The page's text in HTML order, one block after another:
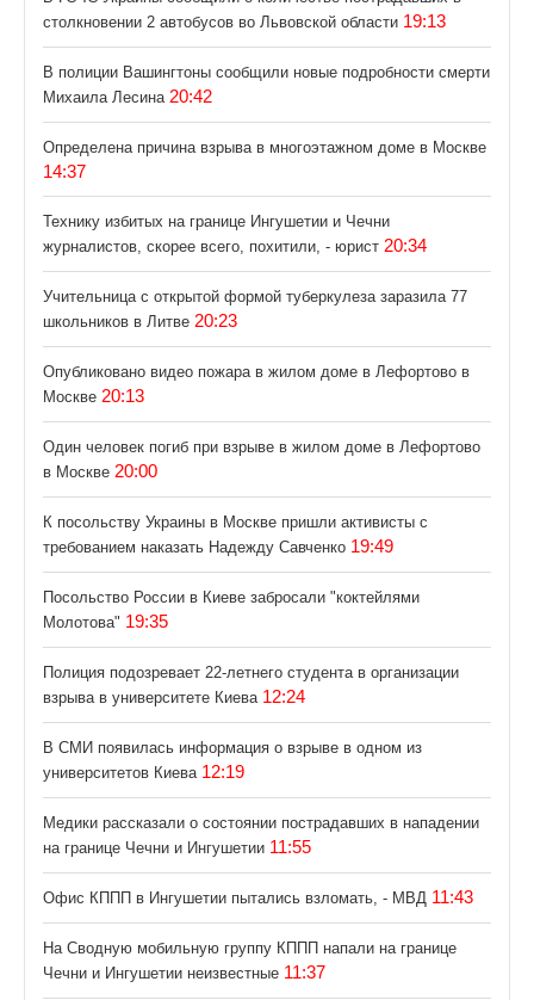
столкновении 2 автобусов во Львовской области 19:13
В полиции Вашингтоны сообщили новые подробности смерти
Михаила Лесина 20:42
Определена причина взрыва в многоэтажном доме в Москве
14:37
Технику избитых на границе Ингушетии и Чечни
журналистов, скорее всего, похитили, - юрист 20:34
Учительница с открытой формой туберкулеза заразила 77
школьников в Литве 20:23
Опубликовано видео пожара в жилом доме в Лефортово в
Москве 20:13
Один человек погиб при взрыве в жилом доме в Лефортово
в Москве 20:00
К посольству Украины в Москве пришли активисты с
требованием наказать Надежду Савченко 19:49
Посольство России в Киеве забросали "коктейлями
Молотова" 19:35
Полиция подозревает 22-летнего студента в организации
взрыва в университете Киева 12:24
В СМИ появилась информация о взрыве в одном из
университетов Киева 12:19
Медики рассказали о состоянии пострадавших в нападении
на границе Чечни и Ингушетии 11:55
Офис КППП в Ингушетии пытались взломать, - МВД 11:43
На Сводную мобильную группу КППП напали на границе
Чечни и Ингушетии неизвестные 11:37